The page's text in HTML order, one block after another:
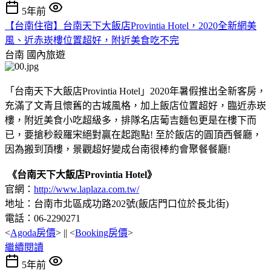
5年前
【台南住宿】台南天下大飯店Provintia Hotel，2020全新網美
風、近赤崁樓位置超好，附近美食吃不完
台南 國內旅遊
「台南天下大飯店Provintia Hotel」2020年暑假推出全新客房，
充滿了文青且懷舊的古城風格，加上飯店位置超好，臨近赤崁
樓，附近美食小吃超級多，排隊名店葡吉麵包更是在樓下而
已，要搶秒殺羅宋絕對贏在起跑點! 至於飯店的圓頂西餐廳，
因為搬到頂樓，景觀超好變成台南很棒約會聚餐餐廳!
《台南天下大飯店Provintia Hotel》
官網： http://www.laplaza.com.tw/
地址：台南市北區成功路202號(飯店門口位於長北街)
電話：06-2290271
<Agoda房價> || <Booking房價>
繼續閱讀
5年前